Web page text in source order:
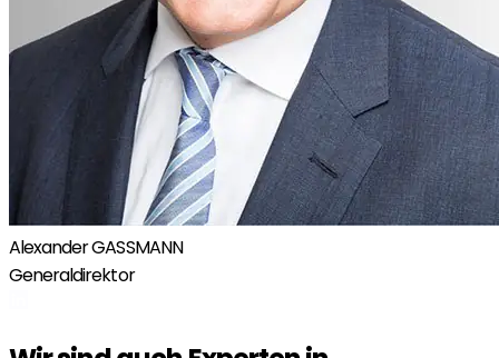
Alexander GASSMANN
Generaldirektor